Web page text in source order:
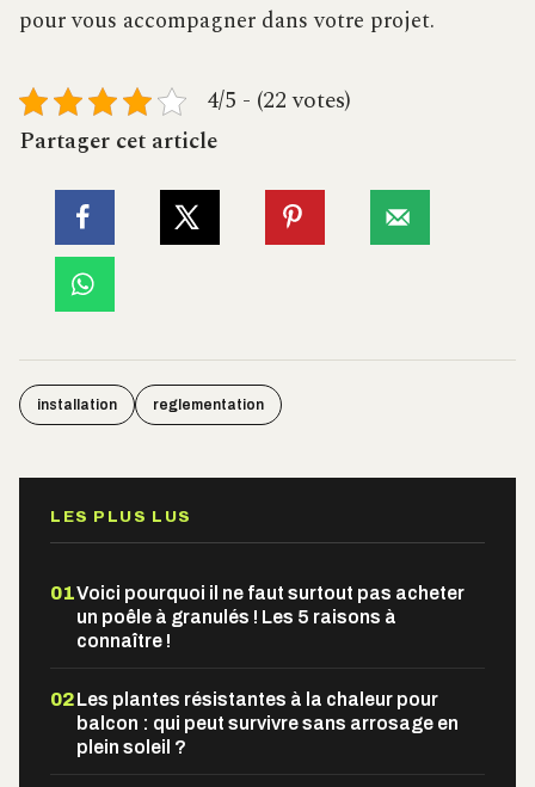
pour vous accompagner dans votre projet.
4/5 - (22 votes)
Partager cet article
installation reglementation
LES PLUS LUS
01Voici pourquoi il ne faut surtout pas acheter
un poêle à granulés ! Les 5 raisons à
connaître !
02Les plantes résistantes à la chaleur pour
balcon : qui peut survivre sans arrosage en
plein soleil ?